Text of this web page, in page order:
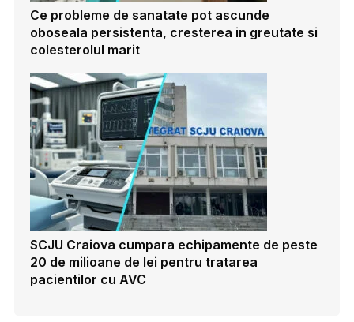
Ce probleme de sanatate pot ascunde
oboseala persistenta, cresterea in greutate si
colesterolul marit
SCJU Craiova cumpara echipamente de peste
20 de milioane de lei pentru tratarea
pacientilor cu AVC